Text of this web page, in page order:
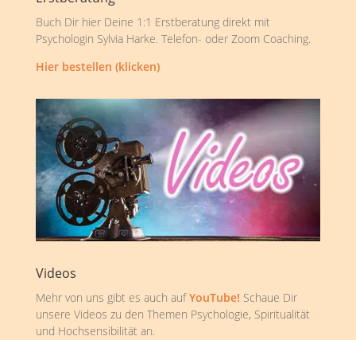
Buch Dir hier Deine 1:1 Erstberatung direkt mit
Psychologin Sylvia Harke. Telefon- oder Zoom Coaching.
Hier bestellen (klicken)
Videos
Mehr von uns gibt es auch aufYouTube! Schaue Dir
unsere Videos zu den Themen Psychologie, Spiritualität
und Hochsensibilität an.